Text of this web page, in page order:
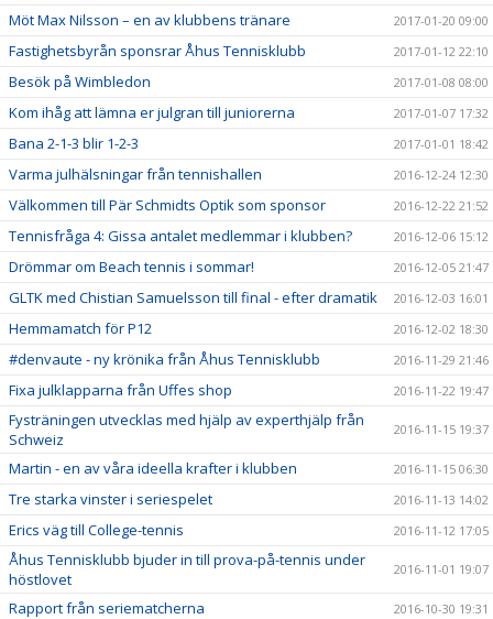
Möt Max Nilsson – en av klubbens tränare 2017-01-20 09:00
Fastighetsbyrån sponsrar Åhus Tennisklubb 2017-01-12 22:10
Besök på Wimbledon 2017-01-08 08:00
Kom ihåg att lämna er julgran till juniorerna 2017-01-07 17:32
Bana 2-1-3 blir 1-2-3 2017-01-01 18:42
Varma julhälsningar från tennishallen 2016-12-24 12:30
Välkommen till Pär Schmidts Optik som sponsor 2016-12-22 21:52
Tennisfråga 4: Gissa antalet medlemmar i klubben? 2016-12-06 15:12
Drömmar om Beach tennis i sommar! 2016-12-05 21:47
GLTK med Chistian Samuelsson till final - efter dramatik 2016-12-03 16:01
Hemmamatch för P12 2016-12-02 18:30
#denvaute - ny krönika från Åhus Tennisklubb 2016-11-29 21:46
Fixa julklapparna från Uffes shop 2016-11-22 19:47
Fysträningen utvecklas med hjälp av experthjälp från
Schweiz
2016-11-15 19:37
Martin - en av våra ideella krafter i klubben 2016-11-15 06:30
Tre starka vinster i seriespelet 2016-11-13 14:02
Erics väg till College-tennis 2016-11-12 17:05
Åhus Tennisklubb bjuder in till prova-på-tennis under
höstlovet
2016-11-01 19:07
Rapport från seriematcherna 2016-10-30 19:31